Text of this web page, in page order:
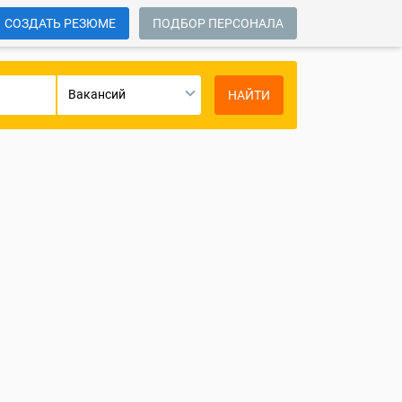
СОЗДАТЬ РЕЗЮМЕ ПОДБОР ПЕРСОНАЛА
Вакансий НАЙТИ